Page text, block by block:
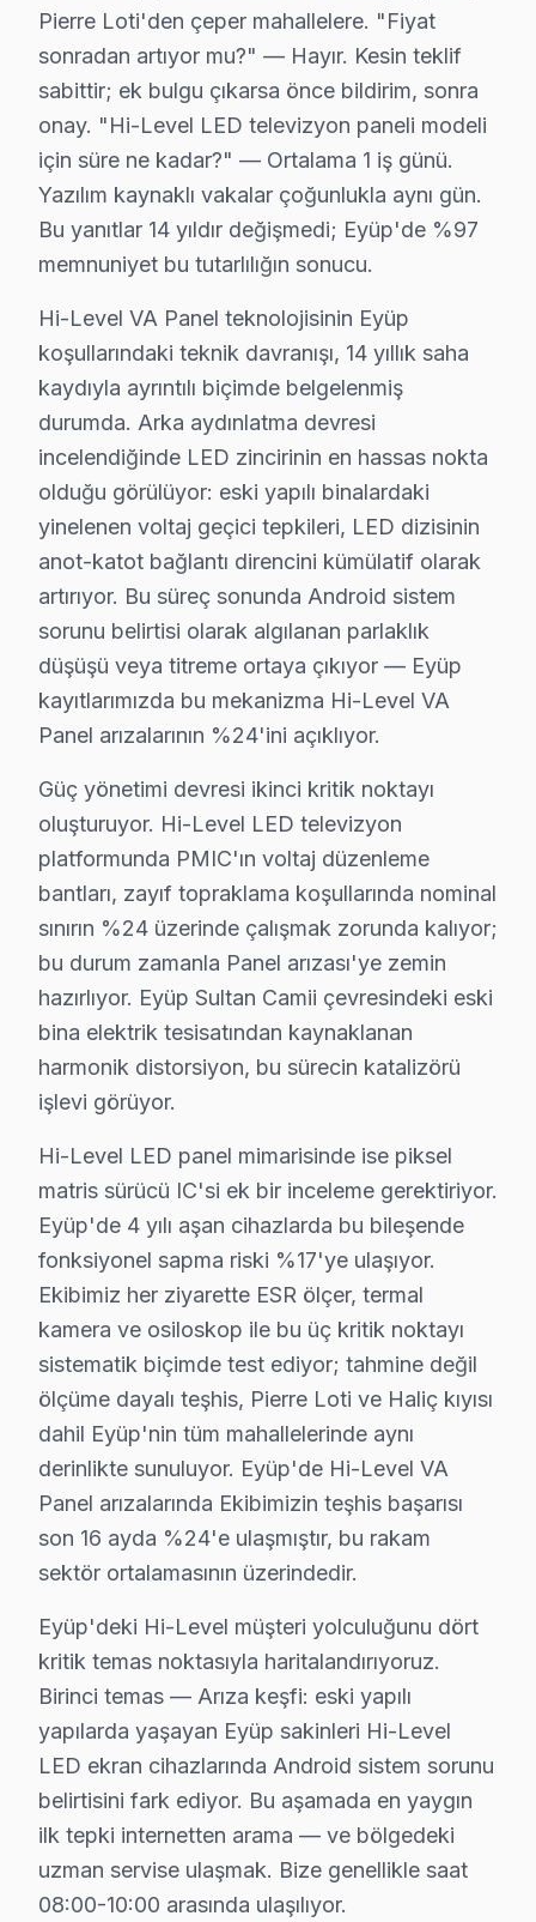
Eyüp Mahallelerinde Hi-Level Teknik Servis
Ağaçlı'da Hi-Level TV Servisi
Ağaçlı mahallesi, eski binalardan oluşmasıyla dikkat
Akpınar'da Hi-Level TV Servisi
Akpınar mahallesinin yenilikçi yapıları, Hi-Level
Akşemsettin mahallesi, özellikle eski yerleşim
Alibeyköy'de Hi-Level TV Servisi
Alibeyköy'deki binalar genelde yeni inşa edilmiş olsa
Çiftalan'da Hi-Level TV Servisi
Çiftalan mahallesi, hem eski hem de yeni binalarıyla
Çırçır'da Hi-Level TV Servisi
Çırçır mahallesi, genellikle eski binaların varlığı
Defterdar'da Hi-Level TV Servisi
Defterdar mahallesinde, Hi-Level televizyonunuz
Düğmeciler'de Hi-Level TV Servisi
Düğmeciler mahallesi, eski yerleşim alanlarından
Esentepe'de Hi-Level TV Servisi
Esentepe mahallesi, yeni binalarla birlikte ortaya
Güzeltepe mahallesi, yeni yerleşimlerin yanı sıra eski
İhsaniye'de Hi-Level TV Servisi
Işıklar'da Hi-Level TV Servisi
Işıklar mahallesinde, özellikle eski binalarda bulunan
İslambey'de Hi-Level TV Servisi
İslambey Mahallesi'nde Hi-Level ekran bakım
Karadolap'ta Hi-Level TV Servisi
Karadolap Mahallesi'nde Hi-Level televizyonunuz
Kemerburgaz'da Hi-Level TV Servisi
Kemerburgaz Mahallesi’nde Hi-Level ekran tamiri
Mimarsinan'da Hi-Level TV Servisi
Mimarsinan Mahallesi’nde Hi-Level cihaz bakımı
Mithatpaşa'da Hi-Level TV Servisi
Mithatpaşa Mahallesi’nde Hi-Level televizyonunuz
Nişancı'da Hi-Level TV Servisi
Nişancı Mahallesi’nde Hi-Level ekran tamirlerine
Odayeri'de Hi-Level TV Servisi
Odayeri Mahallesi'nde Hi-Level ekran tamiri için, yerel
Pierre Loti'den çeper mahallelere. "Fiyat
sonradan artıyor mu?" — Hayır. Kesin teklif
sabittir; ek bulgu çıkarsa önce bildirim, sonra
onay. "Hi-Level LED televizyon paneli modeli
için süre ne kadar?" — Ortalama 1 iş günü.
Yazılım kaynaklı vakalar çoğunlukla aynı gün.
Bu yanıtlar 14 yıldır değişmedi; Eyüp'de %97
memnuniyet bu tutarlılığın sonucu.
Hi-Level VA Panel teknolojisinin Eyüp
koşullarındaki teknik davranışı, 14 yıllık saha
kaydıyla ayrıntılı biçimde belgelenmiş
durumda. Arka aydınlatma devresi
incelendiğinde LED zincirinin en hassas nokta
olduğu görülüyor: eski yapılı binalardaki
yinelenen voltaj geçici tepkileri, LED dizisinin
anot-katot bağlantı direncini kümülatif olarak
artırıyor. Bu süreç sonunda Android sistem
sorunu belirtisi olarak algılanan parlaklık
düşüşü veya titreme ortaya çıkıyor — Eyüp
kayıtlarımızda bu mekanizma Hi-Level VA
Panel arızalarının %24'ini açıklıyor.
Güç yönetimi devresi ikinci kritik noktayı
oluşturuyor. Hi-Level LED televizyon
platformunda PMIC'ın voltaj düzenleme
bantları, zayıf topraklama koşullarında nominal
sınırın %24 üzerinde çalışmak zorunda kalıyor;
bu durum zamanla Panel arızası'ye zemin
hazırlıyor. Eyüp Sultan Camii çevresindeki eski
bina elektrik tesisatından kaynaklanan
harmonik distorsiyon, bu sürecin katalizörü
işlevi görüyor.
Hi-Level LED panel mimarisinde ise piksel
matris sürücü IC'si ek bir inceleme gerektiriyor.
Eyüp'de 4 yılı aşan cihazlarda bu bileşende
fonksiyonel sapma riski %17'ye ulaşıyor.
Ekibimiz her ziyarette ESR ölçer, termal
kamera ve osiloskop ile bu üç kritik noktayı
sistematik biçimde test ediyor; tahmine değil
ölçüme dayalı teşhis, Pierre Loti ve Haliç kıyısı
dahil Eyüp'nin tüm mahallelerinde aynı
derinlikte sunuluyor. Eyüp'de Hi-Level VA
Panel arızalarında Ekibimizin teşhis başarısı
son 16 ayda %24'e ulaşmıştır, bu rakam
sektör ortalamasının üzerindedir.
Eyüp'deki Hi-Level müşteri yolculuğunu dört
kritik temas noktasıyla haritalandırıyoruz.
Birinci temas — Arıza keşfi: eski yapılı
yapılarda yaşayan Eyüp sakinleri Hi-Level
LED ekran cihazlarında Android sistem sorunu
belirtisini fark ediyor. Bu aşamada en yaygın
ilk tepki internetten arama — ve bölgedeki
uzman servise ulaşmak. Bize genellikle saat
08:00-10:00 arasında ulaşılıyor.